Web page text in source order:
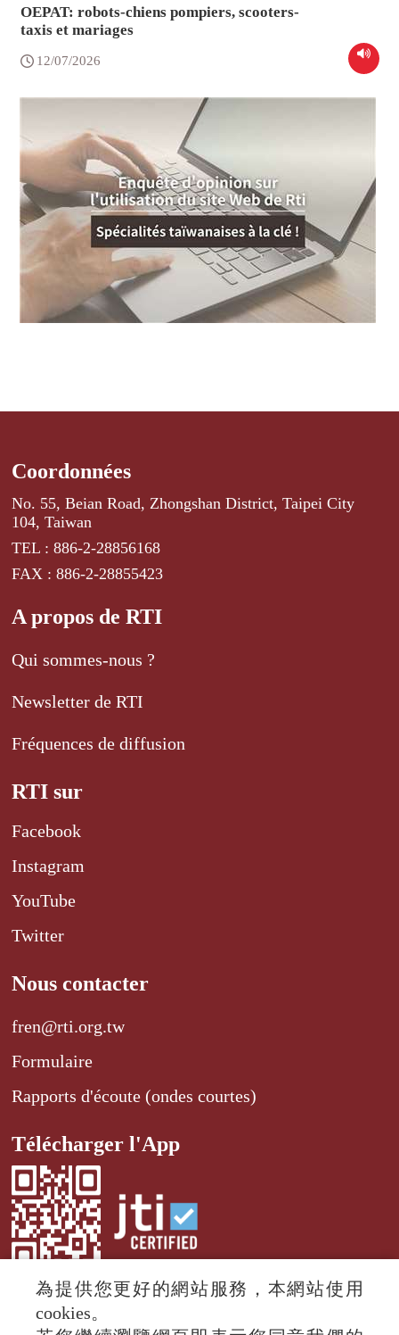
OEPAT: robots-chiens pompiers, scooters-
taxis et mariages
12/07/2026
Coordonnées
No. 55, Beian Road, Zhongshan District, Taipei City
104, Taiwan
TEL : 886-2-28856168
FAX : 886-2-28855423
A propos de RTI
Qui sommes-nous ?
Newsletter de RTI
Fréquences de diffusion
RTI sur
Facebook
Instagram
YouTube
Twitter
Nous contacter
fren@rti.org.tw
Formulaire
Rapports d'écoute (ondes courtes)
Télécharger l'App
為提供您更好的網站服務，本網站使用
cookies。